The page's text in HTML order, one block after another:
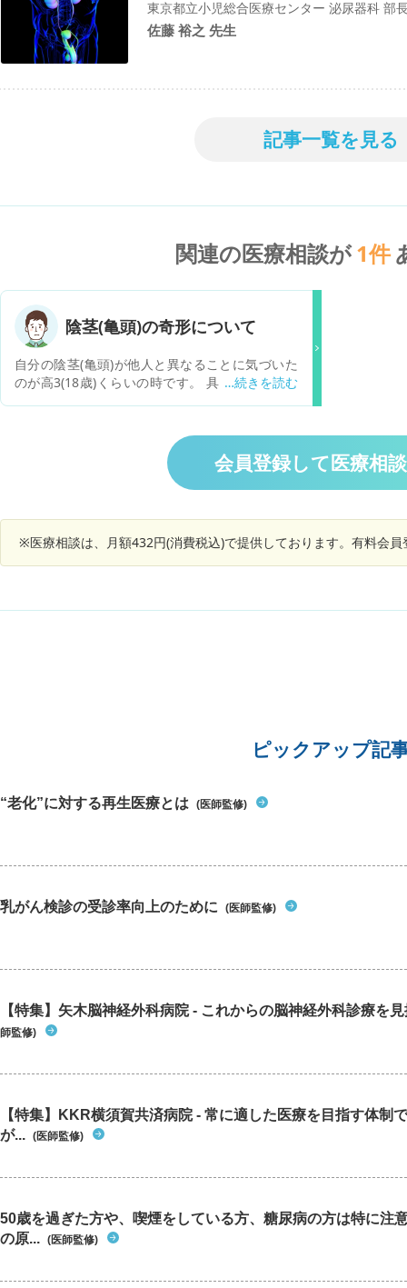
東京都立小児総合医療センター 泌尿器科 部
佐藤 裕之 先生
記事一覧を見る
関連の医療相談が1件
陰茎(亀頭)の奇形について
自分の陰茎(亀頭)が他人と異なることに気づいた
のが高3(18歳)くらいの時です。 具体的には、亀
というものを発見しましたが、自分は下側でわな
く上側なので同じものなのかよくわからないで
す。 また、自分はその亀頭上面にある穴みたいな
ところから、尿が漏れたりしたことはなく、排尿
こともなく、尿検査で異常だったこともほとんど
ありません。 このような状態でも手術はした方が
会員登録して医療相
※医療相談は、月額432円(消費税込)で提供しております。有料会
ピックアップ記
“老化”に対する再生医療とは (医師監修)
乳がん検診の受診率向上のために (医師監修)
【特集】矢木脳神経外科病院 - これからの脳神経外科診療を
師監修)
【特集】KKR横須賀共済病院 - 常に適した医療を目指す体制
が... (医師監修)
50歳を過ぎた方や、喫煙をしている方、糖尿病の方は特に注
の原... (医師監修)